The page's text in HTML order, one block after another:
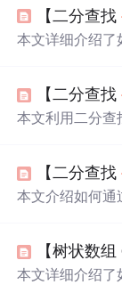
进办法，还提
+实现。
【二分查找
本文详细介绍了
单元测试。同时
境。
【二分查找
本文利用二分查
配的可行区间
【二分查找
本文介绍如何通
下提升查询效
【树状数
本文详细介绍了